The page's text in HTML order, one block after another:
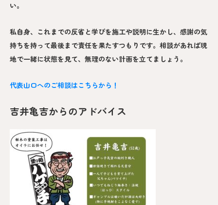
い。
私自身、これまでの反省と学びを施工や説明に生かし、感謝の気
持ちを持って最後まで責任を果たすつもりです。相談があれば現
地で一緒に状態を見て、無理のない計画を立てましょう。
代表山口へのご相談はこちらから！
吉井亀吉からのアドバイス